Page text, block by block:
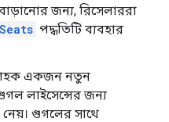
জন্য, রিসেলাররা
পদ্ধতিটি ব্যবহার
একজন নতুন
লাইসেন্সের জন্য
নেয়। গুগলের সাথে